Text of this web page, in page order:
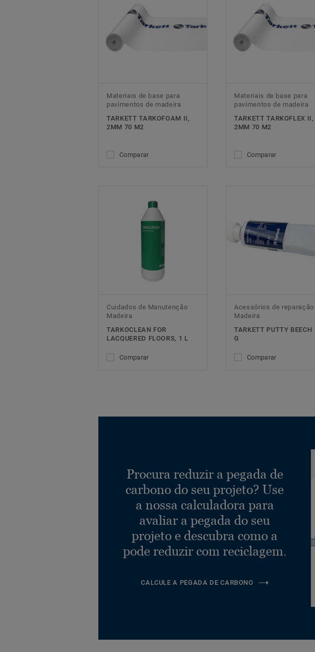
Materiais de base para
pavimentos de madeira
TARKETT TARKOFOAM II,
2MM 70 M2
Comparar
Materiais de base para
pavimentos de madeira
TARKETT TARKOFLEX II,
2MM 70 M2
Comparar
Cuidados de Manutenção
Madeira
TARKOCLEAN FOR
LACQUERED FLOORS, 1 L
Comparar
Acessórios de reparação
Madeira
TARKETT PUTTY BEECH
G
Comparar
Procura reduzir a pegada de
carbono do seu projeto? Use
a nossa calculadora para
avaliar a pegada do seu
projeto e descubra como a
pode reduzir com reciclagem.
CALCULE A PEGADA DE CARBONO